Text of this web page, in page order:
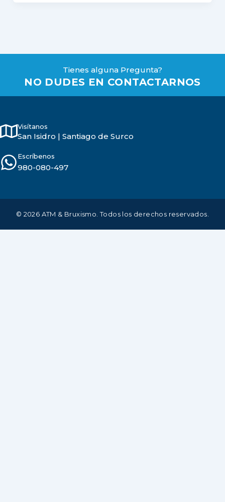
Tienes alguna Pregunta?
NO DUDES EN CONTACTARNOS
Visítanos
San Isidro | Santiago de Surco
Escríbenos
980-080-497
© 2026 ATM & Bruxismo. Todos los derechos reservados.